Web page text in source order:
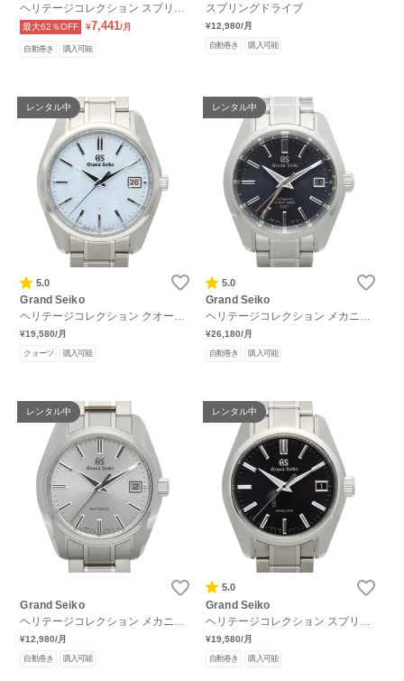
ヘリテージコレクション スプリン
グドライブ
最大62％OFF ¥7,441/月
自動巻き 購入可能
スプリングドライブ
¥12,980/月
自動巻き 購入可能
レンタル中
5.0
Grand Seiko
ヘリテージコレクション クオーツ
¥19,580/月
クォーツ 購入可能
レンタル中
5.0
Grand Seiko
ヘリテージコレクション メカニカ
ル ハイビート GMT ブティック限
定
¥26,180/月
自動巻き 購入可能
レンタル中
Grand Seiko
ヘリテージコレクション メカニカ
¥12,980/月
自動巻き 購入可能
レンタル中
5.0
Grand Seiko
ヘリテージコレクション スプリン
グドライブ マスターショップ限定
¥19,580/月
自動巻き 購入可能